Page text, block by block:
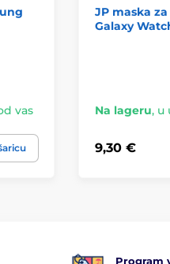
vas
JP maska
Galaxy
Na lageru, u
9,30 €
Program